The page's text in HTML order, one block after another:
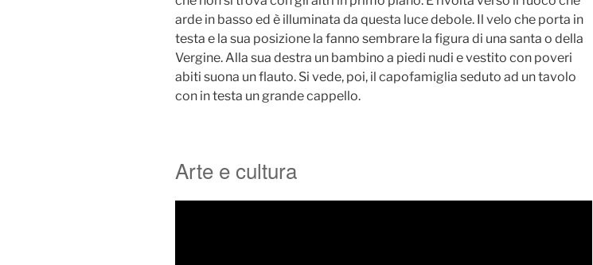
arde in basso ed è illuminata da questa luce debole. Il velo che porta in
testa e la sua posizione la fanno sembrare la figura di una santa o della
Vergine. Alla sua destra un bambino a piedi nudi e vestito con poveri
abiti suona un flauto. Si vede, poi, il capofamiglia seduto ad un tavolo
con in testa un grande cappello.
Arte e cultura